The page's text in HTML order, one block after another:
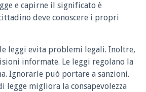
e capirne il significato è
deve conoscere i propri
leggi evita problemi legali. Inoltre,
informate. Le leggi regolano la
Ignorarle può portare a sanzioni.
legge migliora la consapevolezza